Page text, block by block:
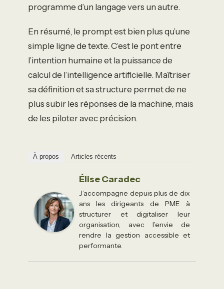
programme d’un langage vers un autre.
En résumé, le prompt est bien plus qu’une
simple ligne de texte. C’est le pont entre
l’intention humaine et la puissance de
calcul de l’intelligence artificielle. Maîtriser
sa définition et sa structure permet de ne
plus subir les réponses de la machine, mais
de les piloter avec précision.
À propos Articles récents
Élise Caradec
J’accompagne depuis plus de dix
ans les dirigeants de PME à
structurer et digitaliser leur
organisation, avec l’envie de
rendre la gestion accessible et
performante.